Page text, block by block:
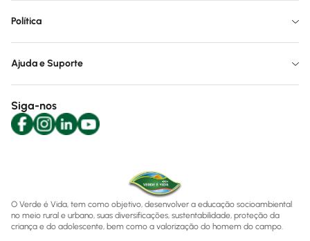
Política
Ajuda e Suporte
Siga-nos
O Verde é Vida, tem como objetivo, desenvolver a educação socioambiental
no meio rural e urbano, suas diversificações, sustentabilidade, proteção da
criança e do adolescente, bem como a valorização do homem do campo.